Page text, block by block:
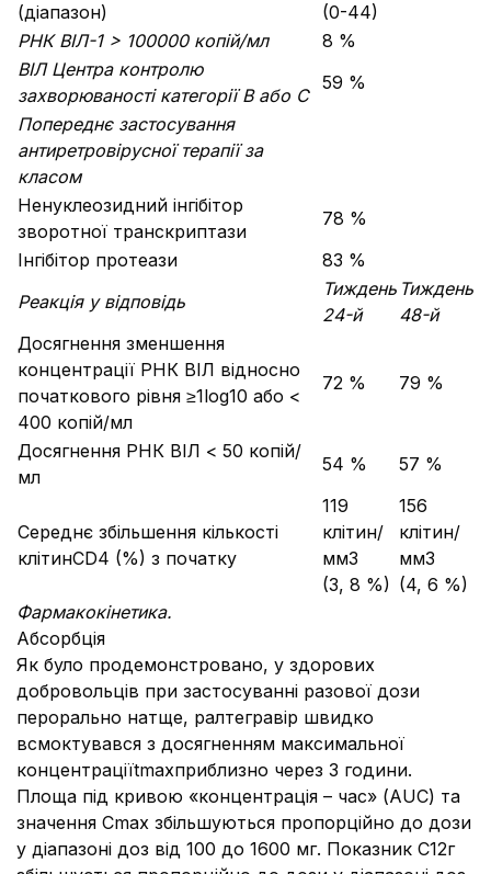
(діапазон)
(0-44)
РНК ВІЛ-1 > 100000 копій/мл
8 %
ВІЛ Центра контролю
захворюваності категорії В або С
59 %
Попереднє застосування
антиретровірусної терапії за
класом
Ненуклеозидний інгібітор
зворотної транскриптази
78 %
Інгібітор протеази
83 %
Реакція у відповідь
Тиждень
24-й
Тиждень
48-й
Досягнення зменшення
концентрації РНК ВІЛ відносно
початкового рівня ≥1log10 або <
400 копій/мл
72 % 79 %
Досягнення РНК ВІЛ < 50 копій/
мл
54 % 57 %
Середнє збільшення кількості
клітинCD4 (%) з початку
119
клітин/
мм3
(3, 8 %)
156
клітин/
мм3
(4, 6 %)
Фармакокінетика.
Абсорбція
Як було продемонстровано, у здорових
добровольців при застосуванні разової дози
перорально натще, ралтегравір швидко
всмоктувався з досягненням максимальної
концентраціїtmaxприблизно через 3 години.
Площа під кривою «концентрація – час» (AUC) та
значення Сmax збільшуються пропорційно до дози
у діапазоні доз від 100 до 1600 мг. Показник С12г